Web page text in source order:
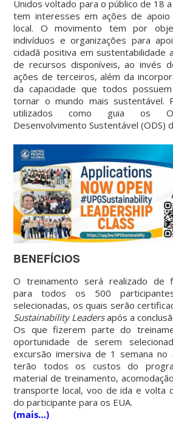
Unidos voltado para o público de 18
tem interesses em ações de apoio
local. O movimento tem por
indivíduos e organizações para
cidadã positiva em sustentabilidade
de recursos disponíveis, ao invés
ações de terceiros, além da
da capacidade que todos
tornar o mundo mais sustentável.
utilizados como guia os
Desenvolvimento Sustentável (ODS)
BENEFÍCIOS
O treinamento será realizado de
para todos os 500
selecionadas, os quais serão
Sustainability Leadersapós a
Os que fizerem parte do
oportunidade de serem
excursão imersiva de 1 semana no
terão todos os custos do
material de treinamento,
transporte local, voo de ida e volta
do participante para os EUA.
(mais…)